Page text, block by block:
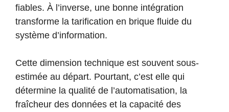
fiables. À l’inverse, une bonne intégration
transforme la tarification en brique fluide du
système d’information.
Cette dimension technique est souvent sous-
estimée au départ. Pourtant, c’est elle qui
détermine la qualité de l’automatisation, la
fraîcheur des données et la capacité des